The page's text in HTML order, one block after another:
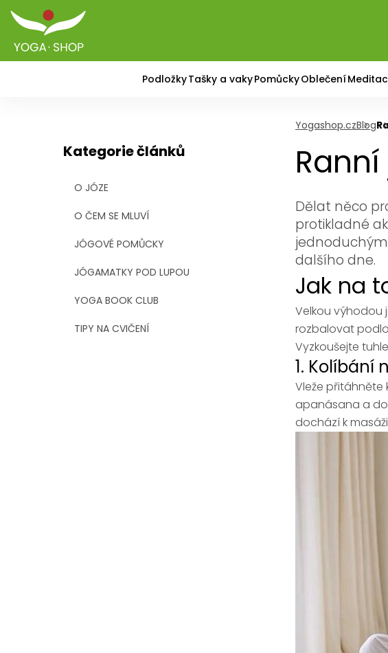
PodložkyTašky a vakyPomůckyOblečení
Yogashop.czBlog
Kategorie článků
O JÓZE
O ČEM SE MLUVÍ
JÓGOVÉ POMŮCKY
JÓGAMATKY POD LUPOU
YOGA BOOK CLUB
TIPY NA CVIČENÍ
Dělat něco
protikladné
dalšího dne.
Jak na
Velkou výhodou
rozbalovat
Vyzkoušejte
1. Kolíbání
Vleže přitáhněte
apanásana a
dochází k